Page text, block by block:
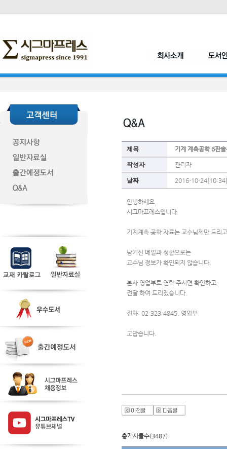
제목 기계 계측공학 6판
작성자 관리자
날짜 2016-10-24[10:34]
안녕하세요.
시그마프레스입니다.
기계계측 공학 자료는 교수님께만 드리
남기신 메일과 성함으로는
교수님 정보가 확인되지 않습니다.
본사 영업부로 연락 주시면 확인하고
전달 하여 드리겠습니다.
전화: 02-323-4845, 영업부
고맙습니다.
총게시물수(3487)